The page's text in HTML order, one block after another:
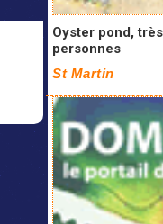
Oyster pond,
personnes
St Martin